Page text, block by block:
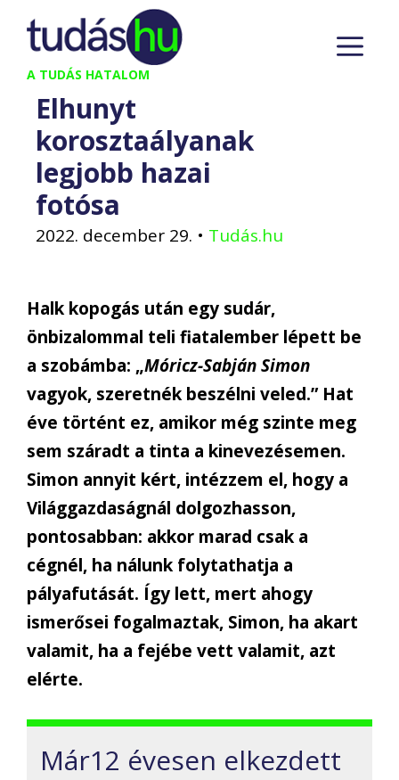
Kilépés
tartalomba
A TUDÁS HATALOM
Elhunyt
korosztaályanak
legjobb hazai
fotósa
2022. december 29. • Tudás.hu
Halk kopogás után egy sudár,
önbizalommal teli fiatalember lépett be
a szobámba: „Móricz-Sabján Simon
vagyok, szeretnék beszélni veled.” Hat
éve történt ez, amikor még szinte meg
sem száradt a tinta a kinevezésemen.
Simon annyit kért, intézzem el, hogy a
Világgazdaságnál dolgozhasson,
pontosabban: akkor marad csak a
cégnél, ha nálunk folytathatja a
pályafutását. Így lett, mert ahogy
ismerősei fogalmaztak, Simon, ha akart
valamit, ha a fejébe vett valamit, azt
elérte.
Már12 évesen elkezdett